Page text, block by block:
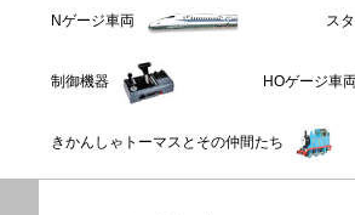
Nゲージ車両 ス
制御機器 HOゲージ車両
きかんしゃトーマスとその仲間たち